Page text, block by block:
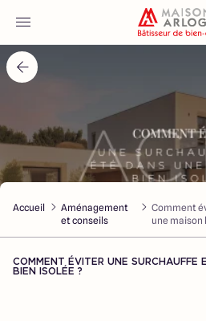
Accueil
Nos maisons
Nos annonces
Votre projet
Qui sommes-nous
Accueil
Aménagement
et conseils
Comment
une maison
COMMENT ÉVITER UNE SURCHAUFFE
BIEN ISOLÉE ?